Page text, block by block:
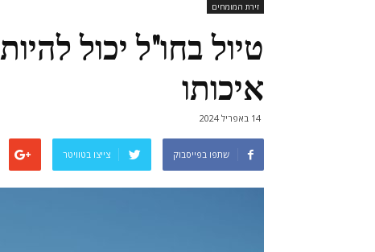
זירת המומחים
טיול בחו"ל יכול
איכותו
14 באפריל 2024
שתפו בפייסבוק צייצו בטוויטר